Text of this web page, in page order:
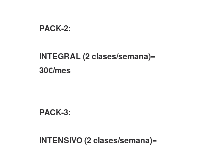
PACK-2:
INTEGRAL (2 clases/semana)=
30€/mes
PACK-3:
INTENSIVO (2 clases/semana)=